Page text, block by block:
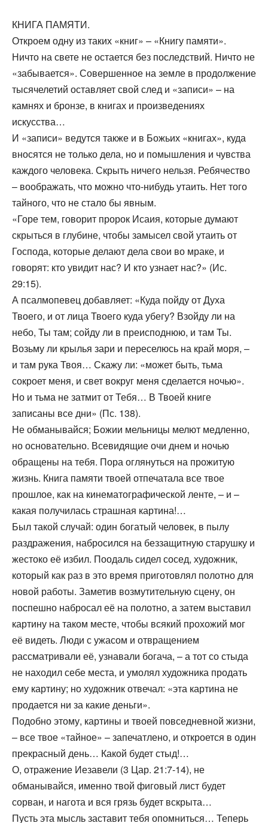
КНИГА ПАМЯТИ.
Откроем одну из таких «книг» – «Книгу памяти».
Ничто на свете не остается без последствий. Ничто не
«забывается». Совершенное на земле в продолжение
тысячелетий оставляет свой след и «записи» – на
камнях и бронзе, в книгах и произведениях
искусства…
И «записи» ведутся также и в Божьих «книгах», куда
вносятся не только дела, но и помышления и чувства
каждого человека. Скрыть ничего нельзя. Ребячество
– воображать, что можно что-нибудь утаить. Нет того
тайного, что не стало бы явным.
«Горе тем, говорит пророк Исаия, которые думают
скрыться в глубине, чтобы замысел свой утаить от
Господа, которые делают дела свои во мраке, и
говорят: кто увидит нас? И кто узнает нас?» (Ис.
29:15).
А псалмопевец добавляет: «Куда пойду от Духа
Твоего, и от лица Твоего куда убегу? Взойду ли на
небо, Ты там; сойду ли в преисподнюю, и там Ты.
Возьму ли крылья зари и переселюсь на край моря, –
и там рука Твоя… Скажу ли: «может быть, тьма
сокроет меня, и свет вокруг меня сделается ночью».
Но и тьма не затмит от Тебя… В Твоей книге
записаны все дни» (Пс. 138).
Не обманывайся; Божии мельницы мелют медленно,
но основательно. Всевидящие очи днем и ночью
обращены на тебя. Пора оглянуться на прожитую
жизнь. Книга памяти твоей отпечатала все твое
прошлое, как на кинематографической ленте, – и –
какая получилась страшная картина!…
Был такой случай: один богатый человек, в пылу
раздражения, набросился на беззащитную старушку и
жестоко её избил. Поодаль сидел сосед, художник,
который как раз в это время приготовлял полотно для
новой работы. Заметив возмутительную сцену, он
поспешно набросал её на полотно, а затем выставил
картину на таком месте, чтобы всякий прохожий мог
её видеть. Люди с ужасом и отвращением
рассматривали её, узнавали богача, – а тот со стыда
не находил себе места, и умолял художника продать
ему картину; но художник отвечал: «эта картина не
продается ни за какие деньги».
Подобно этому, картины и твоей повседневной жизни,
– все твое «тайное» – запечатлено, и откроется в один
прекрасный день… Какой будет стыд!…
О, отражение Иезавели (3 Цар. 21:7-14), не
обманывайся, именно твой фиговый лист будет
сорван, и нагота и вся грязь будет вскрыта…
Пусть эта мысль заставит тебя опомниться… Теперь